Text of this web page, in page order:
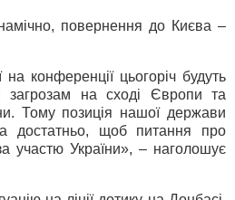
повернення до Києва –
конференції цьогоріч будуть
загрозам на сході Європи та
Тому позиція нашої держави
достатньо, щоб питання про
участю України», – наголошує